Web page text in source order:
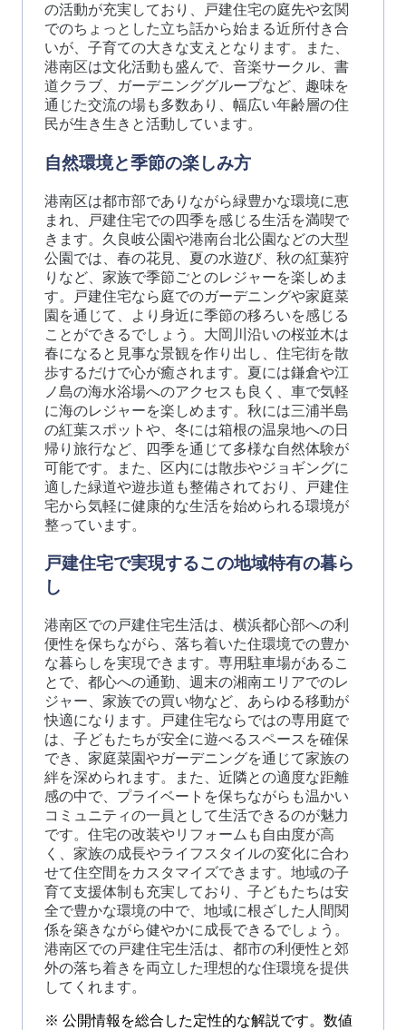
の活動が充実しており、戸建住宅の庭先や玄関
でのちょっとした立ち話から始まる近所付き合
いが、子育ての大きな支えとなります。また、
港南区は文化活動も盛んで、音楽サークル、書
道クラブ、ガーデニンググループなど、趣味を
通じた交流の場も多数あり、幅広い年齢層の住
民が生き生きと活動しています。
自然環境と季節の楽しみ方
港南区は都市部でありながら緑豊かな環境に恵
まれ、戸建住宅での四季を感じる生活を満喫で
きます。久良岐公園や港南台北公園などの大型
公園では、春の花見、夏の水遊び、秋の紅葉狩
りなど、家族で季節ごとのレジャーを楽しめま
す。戸建住宅なら庭でのガーデニングや家庭菜
園を通じて、より身近に季節の移ろいを感じる
ことができるでしょう。大岡川沿いの桜並木は
春になると見事な景観を作り出し、住宅街を散
歩するだけで心が癒されます。夏には鎌倉や江
ノ島の海水浴場へのアクセスも良く、車で気軽
に海のレジャーを楽しめます。秋には三浦半島
の紅葉スポットや、冬には箱根の温泉地への日
帰り旅行など、四季を通じて多様な自然体験が
可能です。また、区内には散歩やジョギングに
適した緑道や遊歩道も整備されており、戸建住
宅から気軽に健康的な生活を始められる環境が
整っています。
戸建住宅で実現するこの地域特有の暮ら
し
港南区での戸建住宅生活は、横浜都心部への利
便性を保ちながら、落ち着いた住環境での豊か
な暮らしを実現できます。専用駐車場があるこ
とで、都心への通勤、週末の湘南エリアでのレ
ジャー、家族での買い物など、あらゆる移動が
快適になります。戸建住宅ならではの専用庭で
は、子どもたちが安全に遊べるスペースを確保
でき、家庭菜園やガーデニングを通じて家族の
絆を深められます。また、近隣との適度な距離
感の中で、プライベートを保ちながらも温かい
コミュニティの一員として生活できるのが魅力
です。住宅の改装やリフォームも自由度が高
く、家族の成長やライフスタイルの変化に合わ
せて住空間をカスタマイズできます。地域の子
育て支援体制も充実しており、子どもたちは安
全で豊かな環境の中で、地域に根ざした人間関
係を築きながら健やかに成長できるでしょう。
港南区での戸建住宅生活は、都市の利便性と郊
外の落ち着きを両立した理想的な住環境を提供
してくれます。
※ 公開情報を総合した定性的な解説です。数値